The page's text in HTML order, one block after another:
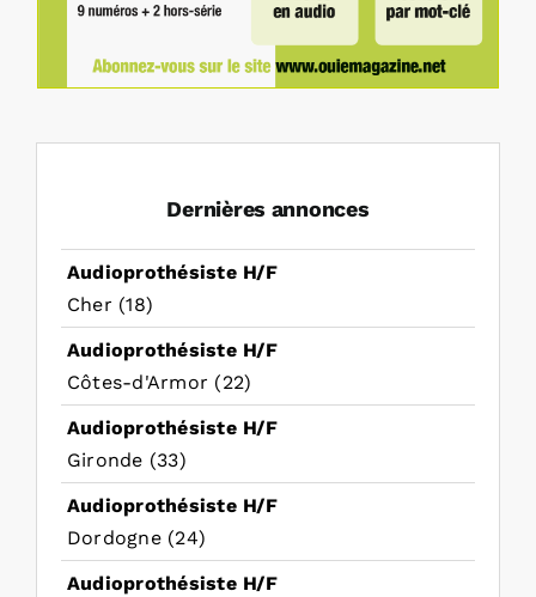
Dernières annonces
Audioprothésiste H/F
Cher (18)
Audioprothésiste H/F
Côtes-d'Armor (22)
Audioprothésiste H/F
Gironde (33)
Audioprothésiste H/F
Dordogne (24)
Audioprothésiste H/F